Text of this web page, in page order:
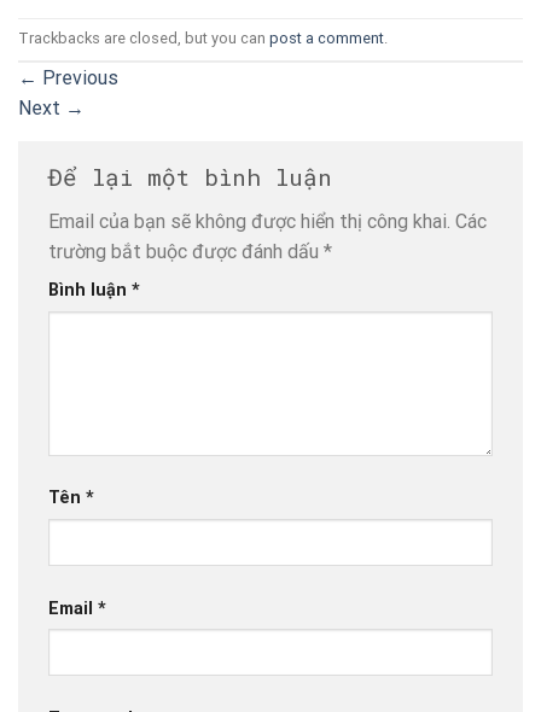
Trackbacks are closed, but you can post a comment
← Previous
Next →
Để lại một bình luận
Email của bạn sẽ không được hiển thị công khai. Các
trường bắt buộc được đánh dấu *
Bình luận *
Tên *
Email *